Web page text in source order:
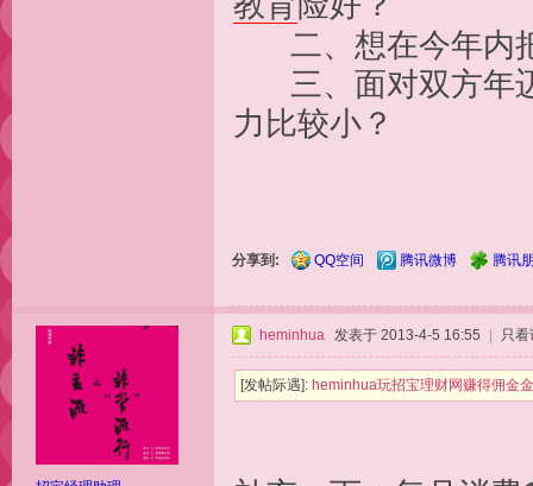
二、想在今年内
三、面对双方年迈
力比较小？
分享到: QQ空间 腾讯微博 腾讯
heminhua 发表于 2013-4-5 16:55 只看
[发帖际遇]: heminhua玩招宝理财网赚得佣金